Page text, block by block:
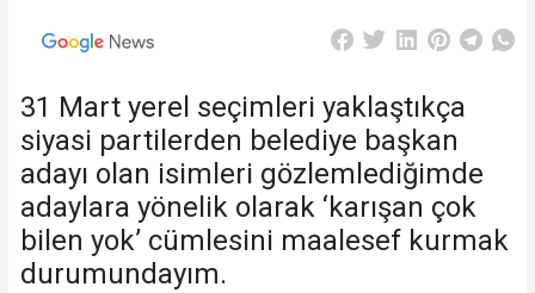
31 Mart yerel seçimleri yaklaştıkça
siyasi partilerden belediye başkan
adayı olan isimleri gözlemlediğimde
adaylara yönelik olarak ‘karışan çok
bilen yok’ cümlesini maalesef kurmak
durumundayım.